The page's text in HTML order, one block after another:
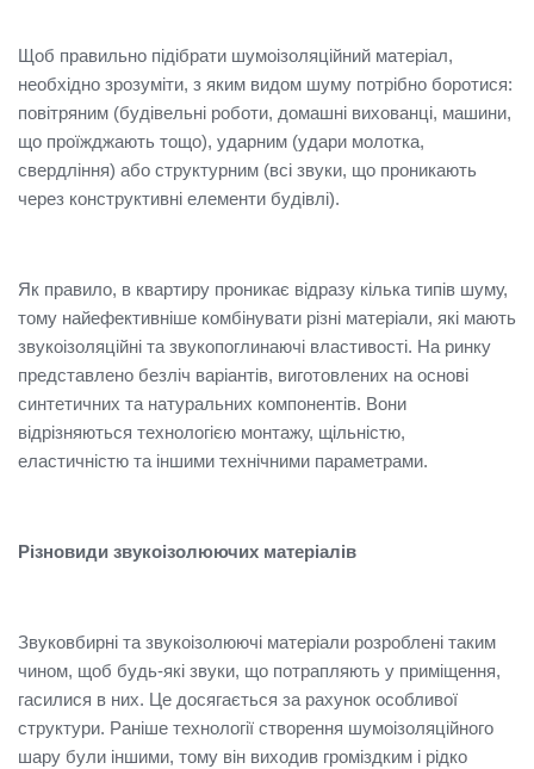
Щоб правильно підібрати шумоізоляційний матеріал,
необхідно зрозуміти, з яким видом шуму потрібно боротися:
повітряним (будівельні роботи, домашні вихованці, машини,
що проїжджають тощо), ударним (удари молотка,
свердління) або структурним (всі звуки, що проникають
через конструктивні елементи будівлі).
Як правило, в квартиру проникає відразу кілька типів шуму,
тому найефективніше комбінувати різні матеріали, які мають
звукоізоляційні та звукопоглинаючі властивості. На ринку
представлено безліч варіантів, виготовлених на основі
синтетичних та натуральних компонентів. Вони
відрізняються технологією монтажу, щільністю,
еластичністю та іншими технічними параметрами.
Різновиди звукоізолюючих матеріалів
Звуковбирні та звукоізолюючі матеріали розроблені таким
чином, щоб будь-які звуки, що потрапляють у приміщення,
гасилися в них. Це досягається за рахунок особливої ​​
структури. Раніше технології створення шумоізоляційного
шару були іншими, тому він виходив громіздким і рідко